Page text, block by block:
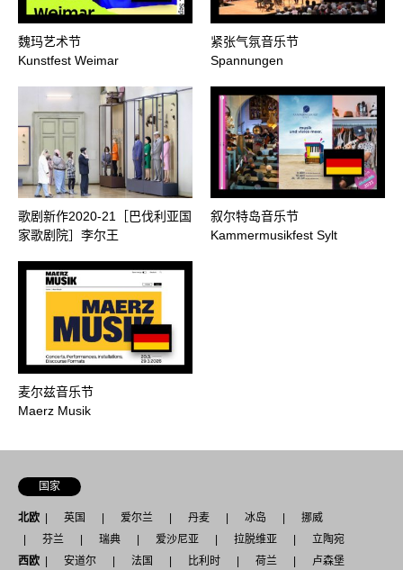
魏玛艺术节
Kunstfest Weimar
紧张气氛音乐节
Spannungen
歌剧新作2020-21［巴伐利亚国
家歌剧院］李尔王
叙尔特岛音乐节
Kammermusikfest Sylt
麦尔兹音乐节
Maerz Musik
国家
北欧 英国 爱尔兰 丹麦 冰岛
挪威
芬兰
瑞典 爱沙尼亚 拉脱维亚
立陶宛
西欧
安道尔 法国 比利时 荷兰
卢森堡